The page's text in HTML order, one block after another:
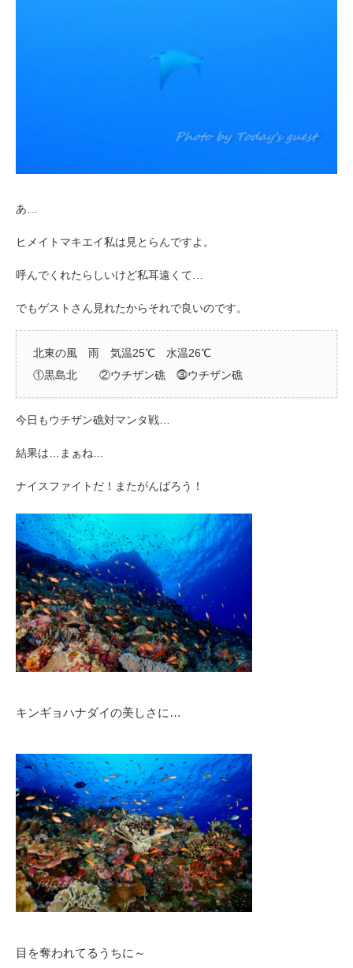
あ…
ヒメイトマキエイ私は見とらんですよ。
呼んでくれたらしいけど私耳遠くて…
でもゲストさん見れたからそれで良いのです。
北東の風 雨 気温25℃ 水温26℃
①黒島北 ②ウチザン礁 ⓷ウチザン礁
今日もウチザン礁対マンタ戦…
結果は…まぁね…
ナイスファイトだ！またがんばろう！
キンギョハナダイの美しさに…
目を奪われてるうちに～